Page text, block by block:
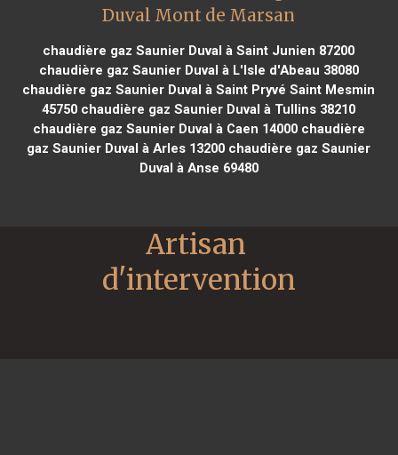
Duval Mont de Marsan
chaudière gaz Saunier Duval à Saint Junien 87200
chaudière gaz Saunier Duval à L'Isle d'Abeau 38080
chaudière gaz Saunier Duval à Saint Pryvé Saint Mesmin
45750 chaudière gaz Saunier Duval à Tullins 38210
chaudière gaz Saunier Duval à Caen 14000chaudière
gaz Saunier Duval à Arles 13200 chaudière gaz Saunier
Duval à Anse 69480
Artisan
d'intervention